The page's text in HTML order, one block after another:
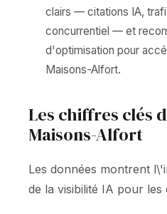
clairs — citations IA,
concurrentiel — et
d'optimisation pour
Maisons-Alfort.
Les chiffres clés
Maisons-Alfort
Les données montrent
de la visibilité IA pour les